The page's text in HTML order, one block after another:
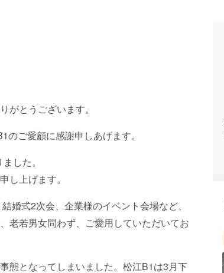
がとうございます。
ご愛顧に感謝申しあげます。
した。
し上げます。
婚式2次会、企業様のイベント会場など、
老若男女問わず、ご愛用していただいてお
態となってしまいました。松江B1は3月下